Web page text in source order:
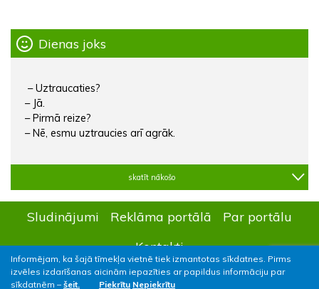
Informējam, ka šajā tīmekļa vietnē tiek izmantotas sīkdatnes. Pirms
izvēles izdarīšanas aicinām iepazīties ar papildus informāciju par
sīkdatnēm – šeit. Piekrītu Nepiekrītu
Dienas joks
– Uztraucaties?
– Jā.
– Pirmā reize?
– Nē, esmu uztraucies arī agrāk.
skatīt nākošo
Sludinājumi Reklāma portālā
Par portālu
Kontakti